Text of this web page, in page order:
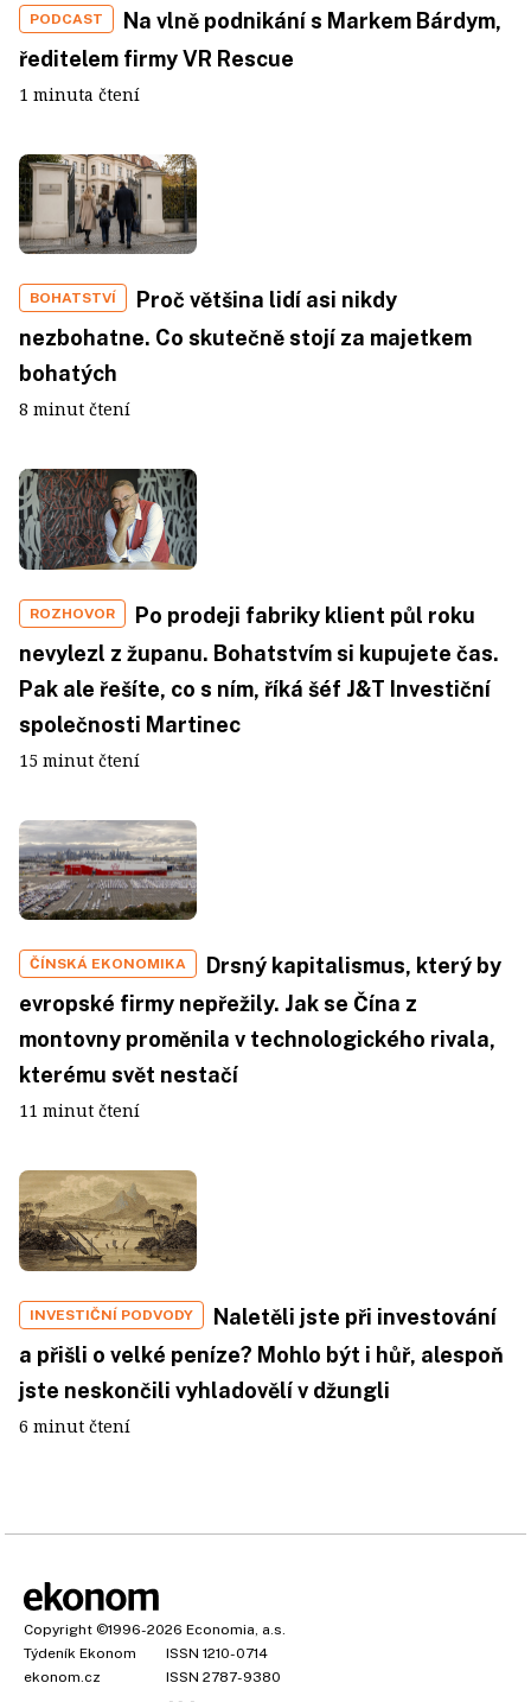
PODCAST
Na vlně podnikání s Markem Bárdym,
ředitelem firmy VR Rescue
1 minuta čtení
BOHATSTVÍ
Proč většina lidí asi nikdy
nezbohatne. Co skutečně stojí za majetkem
bohatých
8 minut čtení
ROZHOVOR
Po prodeji fabriky klient půl roku
nevylezl z županu. Bohatstvím si kupujete čas.
Pak ale řešíte, co s ním, říká šéf J&T Investiční
společnosti Martinec
15 minut čtení
ČÍNSKÁ EKONOMIKA
Drsný kapitalismus, který by
evropské firmy nepřežily. Jak se Čína z
montovny proměnila v technologického rivala,
kterému svět nestačí
11 minut čtení
INVESTIČNÍ PODVODY
Naletěli jste při investování
a přišli o velké peníze? Mohlo být i hůř, alespoň
jste neskončili vyhladovělí v džungli
6 minut čtení
Copyright ©1996-2026 Economia, a.s.
Týdeník Ekonom
ISSN 1210-0714
ekonom.cz
ISSN 2787-9380